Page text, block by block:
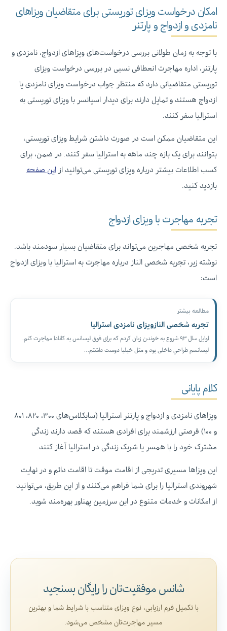
امکان درخواست ویزای توریستی برای متقاضیان ویزاهای
نامزدی و ازدواج و پارتنر
با توجه به زمان طولانی بررسی درخواست‌های ویزاهای ازدواج، نامزدی و
پارتنر، اداره مهاجرت انعطافی نسبی در بررسی درخواست ویزای
توریستی متقاضیانی دارد که منتظر جواب درخواست ویزای نامزدی یا
ازدواج هستند و تمایل دارند برای دیدار اسپانسر با ویزای توریستی به
استرالیا سفر کنند.
این متقاضیان ممکن است در صورت داشتن شرایط ویزای توریستی،
بتوانند برای یک بازه چند ماهه به استرالیا سفر کنند. در ضمن، برای
کسب اطلاعات بیشتر درباره ویزای توریستی می‌توانید از این صفحه
بازدید کنید.
تجربه مهاجرت با ویزای ازدواج
تجربه شخصی مهاجرین می‌تواند برای متقاضیان بسیار سودمند باشد.
نوشته زیر، تجربه شخصی الناز درباره مهاجرت به استرالیا با ویزای ازدواج
است:
مطالعه بیشتر
تجربه شخصی النازویزای نامزدی استرالیا
اوايل سال ٩٣ شروع به خوندن زبان كردم كه برای فوق ليسانس به كانادا مهاجرت كنم.
ليسانسم طراحي داخلی بود و مثل خيليا دوست داشتم…
کلام پایانی
ویزاهای نامزدی و ازدواج و پارتنر استرالیا (سابکلاس‌های ۳۰۰، ۸۲۰، ۸۰۱
و ۱۰۰) فرصتی ارزشمند برای افرادی هستند که قصد دارند زندگی
مشترک خود را با همسر یا شریک زندگی در استرالیا آغاز کنند.
این ویزاها مسیری تدریجی از اقامت موقت تا اقامت دائم و در نهایت
شهروندی استرالیا را برای شما فراهم می‌کنند و از این طریق، می‌توانید
از امکانات و خدمات متنوع در این سرزمین پهناور بهره‌مند شوید.
شانس موفقیت‌تان را رایگان بسنجید
با تکمیل فرم ارزیابی، نوع ویزای متناسب با شرایط شما و بهترین
مسیر مهاجرت‌تان مشخص می‌شود.